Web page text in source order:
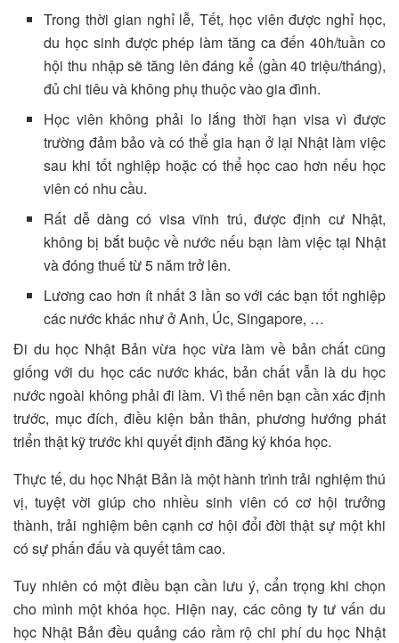
Trong thời gian nghỉ lễ, Tết, học viên được nghỉ học,
du học sinh được phép làm tăng ca đến 40h/tuần co
hội thu nhập sẽ tăng lên đáng kể (gần 40 triệu/tháng),
đủ chi tiêu và không phụ thuộc vào gia đình.
Học viên không phải lo lắng thời hạn visa vì được
trường đảm bảo và có thể gia hạn ở lại Nhật làm việc
sau khi tốt nghiệp hoặc có thể học cao hơn nếu học
viên có nhu cầu.
Rất dễ dàng có visa vĩnh trú, được định cư Nhật,
không bị bắt buộc về nước nếu bạn làm việc tại Nhật
và đóng thuế từ 5 năm trở lên.
Lương cao hơn ít nhất 3 lần so với các bạn tốt nghiệp
các nước khác như ở Anh, Úc, Singapore, …
Đi du học Nhật Bản vừa học vừa làm về bản chất cũng
giống với du học các nước khác, bản chất vẫn là du học
nước ngoài không phải đi làm. Vì thế nên bạn cần xác định
trước, mục đích, điều kiện bản thân, phương hướng phát
triển thật kỹ trước khi quyết định đăng ký khóa học.
Thực tế, du học Nhật Bản là một hành trình trải nghiệm thú
vị, tuyệt vời giúp cho nhiều sinh viên có cơ hội trưởng
thành, trải nghiệm bên cạnh cơ hội đổi đời thật sự một khi
có sự phấn đấu và quyết tâm cao.
Tuy nhiên có một điều bạn cần lưu ý, cẩn trọng khi chọn
cho mình một khóa học. Hiện nay, các công ty tư vấn du
học Nhật Bản đều quảng cáo rầm rộ chi phí du học Nhật